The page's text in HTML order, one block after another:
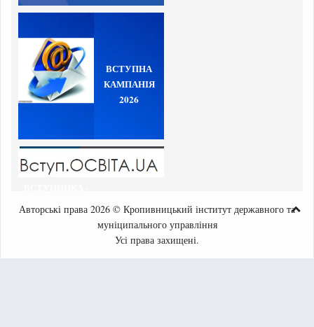
2023
ВСТУПНА
КАМПАНІЯ
2026
Авторські права 2026 © Кропивницький інститут державного та
муніципального управління
Усі права захищені.